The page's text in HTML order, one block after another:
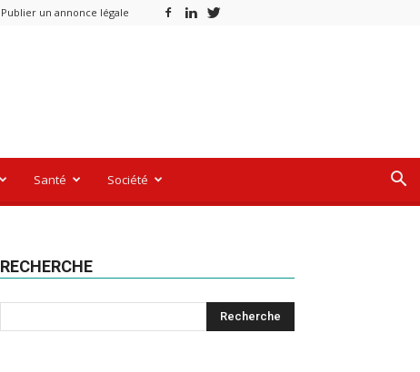
Publier un annonce légale
Santé Société
RECHERCHE